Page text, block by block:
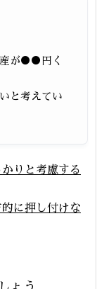
産が●●円く
と考えてい
りと考慮する
に押し付けな